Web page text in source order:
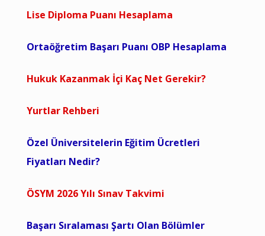
Lise Diploma Puanı Hesaplama
Ortaöğretim Başarı Puanı OBP Hesaplama
Hukuk Kazanmak İçi Kaç Net Gerekir?
Yurtlar Rehberi
Özel Üniversitelerin Eğitim Ücretleri
Fiyatları Nedir?
ÖSYM 2026 Yılı Sınav Takvimi
Başarı Sıralaması Şartı Olan Bölümler